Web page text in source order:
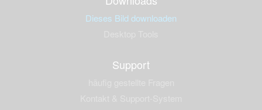
Dieses Bild downloaden
Support